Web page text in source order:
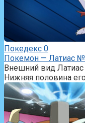
Покедекс 0
Покемон — Латиас
Внешний вид
Нижняя половина